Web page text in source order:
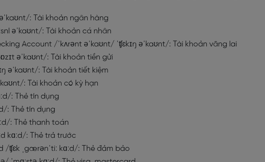
: Tài khoản ngân hàng
əˈkaʊnt/: Tài khoản cá nhân
Account /ˈkʌrənt əˈkaʊnt/ ˈʧɛkɪŋ əˈkaʊnt/: Tài khoản vãng lai
əˈkaʊnt/: Tài khoản tiền gửi
əˈkaʊnt/: Tài khoản tiết kiệm
: Tài khoản có kỳ hạn
: Thẻ tín dụng
: Thẻ tín dụng
: Thẻ thanh toán
kɑːd/: Thẻ trả trước
ʧɛk ˌgærənˈtiː kɑːd/: Thẻ đảm bảo